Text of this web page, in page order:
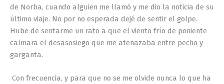
de Norba, cuando alguien me llamó y me dio la noticia de su
último viaje. No por no esperada dejé de sentir el golpe.
Hube de sentarme un rato a que el viento frío de poniente
calmara el desasosiego que me atenazaba entre pecho y
garganta.
Con frecuencia, y para que no se me olvide nunca lo que ha